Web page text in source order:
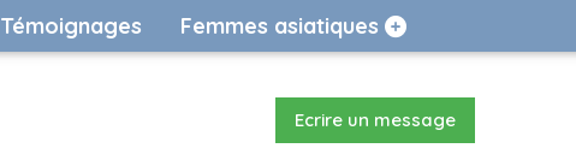
Témoignages Femmes asiatiques
Ecrire un message